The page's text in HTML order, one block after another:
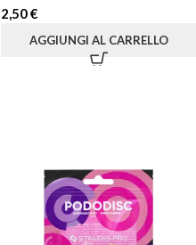
2,50€
AGGIUNGI AL CARRELLO